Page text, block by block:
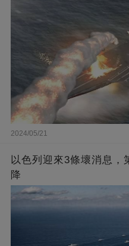
2024/05/21
以色列迎來3條壞消息，
降